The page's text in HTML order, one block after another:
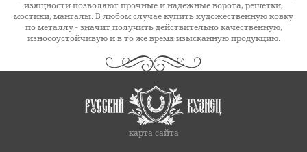
изящности позволяют прочные и надежные ворота, решетки,
мостики, мангалы. В любом случае купить художественную ковку
по металлу - значит получить действительно качественную,
износоустойчивую и в то же время изысканную продукцию.
карта сайта